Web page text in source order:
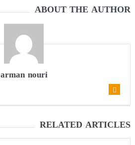
ABOUT THE AUTHOR
arman nouri
RELATED ARTICLES